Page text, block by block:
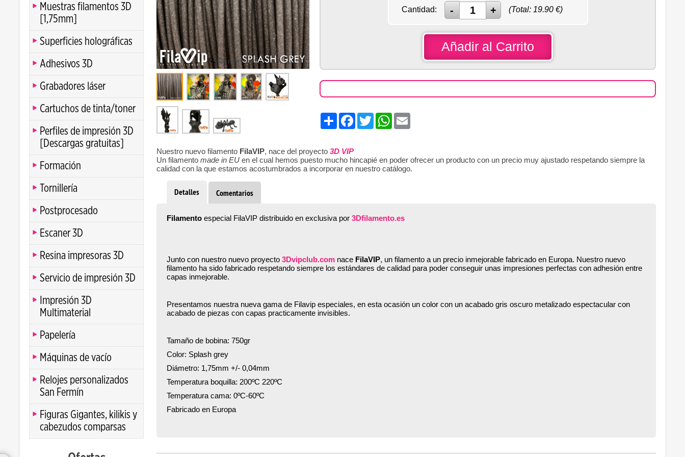
Muestras filamentos 3D
[1,75mm]
Superficies holográficas
Adhesivos 3D
Grabadores láser
Cartuchos de tinta/toner
Perfiles de impresión 3D
[Descargas gratuitas]
Formación
Tornillería
Postprocesado
Escaner 3D
Resina impresoras 3D
Servicio de impresión 3D
Impresión 3D
Multimaterial
Papelería
Máquinas de vacío
Relojes personalizados
San Fermín
Figuras Gigantes, kilikis y
cabezudos comparsas
Clic para Ampliar
Cantidad: (Total: 19.90€)
Añadir al Carrito
Share Facebook
TwitterWhatsApp
Nuestro nuevo filamento FilaVIP, nace del proyecto 3D VIP
Un filamento made in EU en el cual hemos puesto mucho hincapié en poder ofrecer un producto con un precio muy ajustado respetando siempre la
calidad con la que estamos acostumbrados a incorporar en nuestro catálogo.
Detalles Comentarios
Filamento especial FilaVIP distribuido en exclusiva por 3Dfilamento.es
Junto con nuestro nuevo proyecto 3Dvipclub.com nace FilaVIP, un filamento a un precio inmejorable fabricado en Europa. Nuestro nuevo
filamento ha sido fabricado respetando siempre los estándares de calidad para poder conseguir unas impresiones perfectas con adhesión entre
capas inmejorable.
Presentamos nuestra nueva gama de Filavip especiales, en esta ocasión un color con un acabado gris oscuro metalizado espectacular con
acabado de piezas con capas practicamente invisibles.
Tamaño de bobina: 750gr
Color: Splash grey
Diámetro: 1,75mm +/- 0,04mm
Temperatura boquilla: 200ºC 220ºC
Temperatura cama: 0ºC-60ºC
Fabricado en Europa